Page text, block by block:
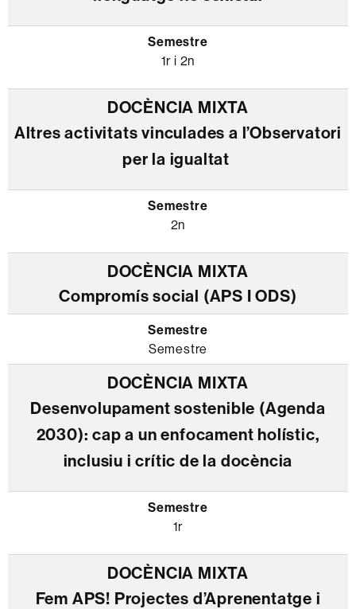
1r i 2n
Altres activitats vinculades a l’Observatori
per la igualtat
2n
Compromís social (APS I ODS)
Semestre
Desenvolupament sostenible (Agenda
2030): cap a un enfocament holístic,
inclusiu i crític de la docència
1r
Fem APS! Projectes d’Aprenentatge i